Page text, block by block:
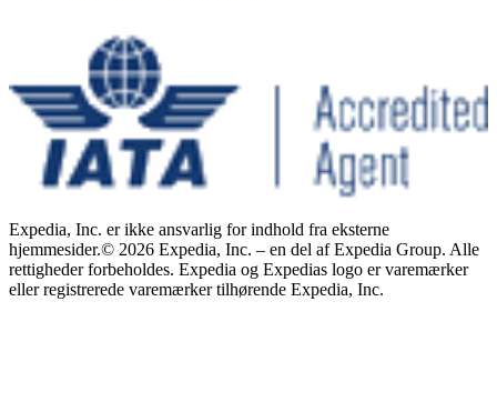
Expedia, Inc. er ikke ansvarlig for indhold fra eksterne
hjemmesider.© 2026 Expedia, Inc. – en del af Expedia Group. Alle
rettigheder forbeholdes. Expedia og Expedias logo er varemærker
eller registrerede varemærker tilhørende Expedia, Inc.